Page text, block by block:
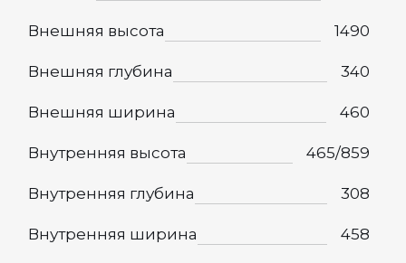
Внешняя высота 1490
Внешняя глубина 340
Внешняя ширина 460
Внутренняя высота 465/859
Внутренняя глубина 308
Внутренняя ширина 458